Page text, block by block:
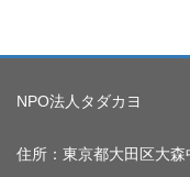
NPO法人タダカヨ
住所：東京都大田区大